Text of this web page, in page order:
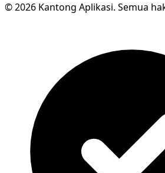
© 2026 Kantong Aplikasi. Semua